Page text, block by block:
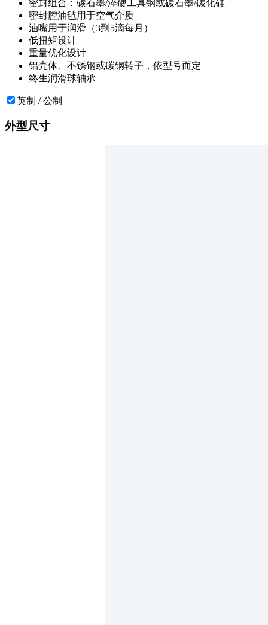
密封组合：碳石墨/淬硬工具钢或碳石墨/碳化硅
密封腔油毡用于空气介质
油嘴用于润滑（3到5滴每月）
低扭矩设计
重量优化设计
铝壳体、不锈钢或碳钢转子，依型号而定
终生润滑球轴承
英制 / 公制
外型尺寸